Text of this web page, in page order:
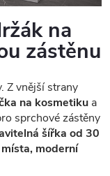
na
zástěnu
Z vnější strany
na kosmetiku a
sprchové zástěny
šířka od 30
moderní